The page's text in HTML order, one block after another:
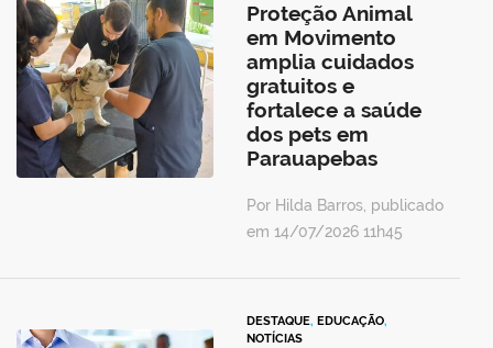
Proteção Animal
em Movimento
amplia cuidados
gratuitos e
fortalece a saúde
dos pets em
Parauapebas
Por Hilda Barros, publicado
em 14/07/2026 11h45
DESTAQUE, EDUCAÇÃO,
NOTÍCIAS